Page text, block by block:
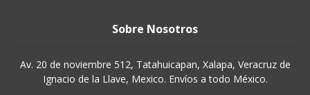
Sobre Nosotros
Av. 20 de noviembre 512, Tatahuicapan, Xalapa, Veracruz de
Ignacio de la Llave, Mexico. Envíos a todo México.